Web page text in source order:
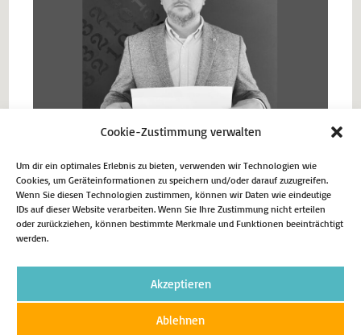
Cookie-Zustimmung verwalten
Um dir ein optimales Erlebnis zu bieten, verwenden wir Technologien wie
Cookies, um Geräteinformationen zu speichern und/oder darauf zuzugreifen.
Wenn Sie diesen Technologien zustimmen, können wir Daten wie eindeutige
IDs auf dieser Website verarbeiten. Wenn Sie Ihre Zustimmung nicht erteilen
oder zurückziehen, können bestimmte Merkmale und Funktionen beeinträchtigt
werden.
Akzeptieren
Ablehnen
Kulturengagierte aufgepasst!
Fimvorführung anlässlich des Holocaust-Gedenktags